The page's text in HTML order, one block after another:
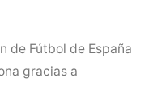
de Fútbol de España
gracias a